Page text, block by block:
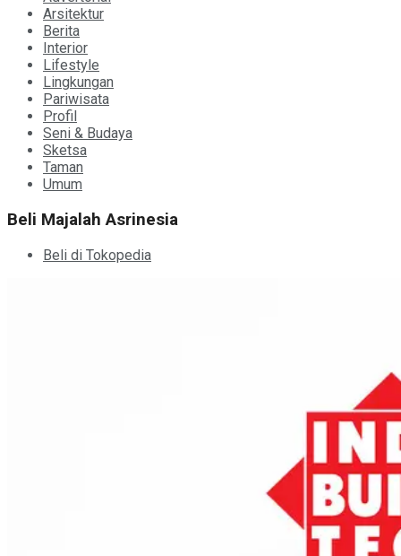
Arsitektur
Berita
Interior
Lifestyle
Lingkungan
Pariwisata
Profil
Seni & Budaya
Sketsa
Taman
Umum
Beli Majalah Asrinesia
Beli di Tokopedia